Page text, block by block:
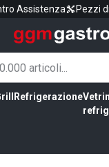
Assistenza Pezzi
Refrigerazione